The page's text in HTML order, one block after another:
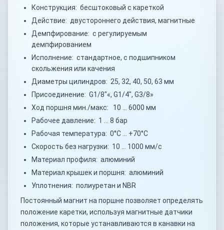
Конструкция: бесштоковый с кареткой
Действие: двустороннего действия, магнитные
Демпфирование: с регулируемым
демпфированием
Исполнение: стандартное, с подшипником
скольжения или качения
Диаметры цилиндров: 25, 32, 40, 50, 63 мм
Присоединение: G1/8"«, G1/4", G3/8»
Ход поршня мин./макс: 10 … 6000 мм
Рабочее давление: 1 … 8 бар
Рабочая температура: 0°C … +70°C
Скорость без нагрузки: 10 … 1000 мм/с
Материал профиля: алюминий
Материал крышек и поршня: алюминий
Уплотнения: полиуретан и NBR
Постоянный магнит на поршне позволяет определять
положение каретки, используя магнитные датчики
положения, которые устанавливаются в канавки на